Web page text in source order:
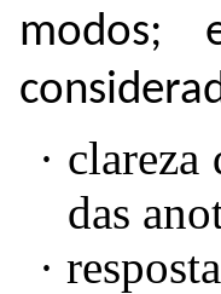
modos;
· clareza
das
·